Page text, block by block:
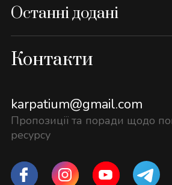
Останні додані
Контакти
karpatium@gmail.com
Пропозиції та поради щодо
ресурсу